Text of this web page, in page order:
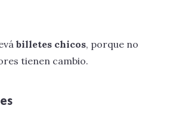
billetes chicos, porque no
tienen cambio.